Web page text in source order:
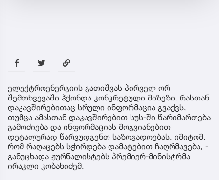
ელექტროენერგიის გათიშვას პირველ ორ
შემთხვევაში ჰქონდა კონკრეტული მიზეზი, რასთან
დაკავშირებითაც სრული ინფორმაცია გვაქვს,
თუმცა ამასთან დაკავშირებით სუს-ში წარიმართება
გამოძიება და ინფორმაციას მოგვიანებით
დეტალურად წარვუდგენთ საზოგადოებას, იმიტომ,
რომ რაღაცებს სჭირდება დამატებით ჩაღრმავება, -
განუცხადა ჟურნალისტებს პრემიერ-მინისტრმა
ირაკლი კობახიძემ.